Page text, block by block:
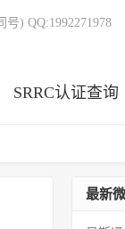
SRRC认证查询
号) QQ:1992271978
最新